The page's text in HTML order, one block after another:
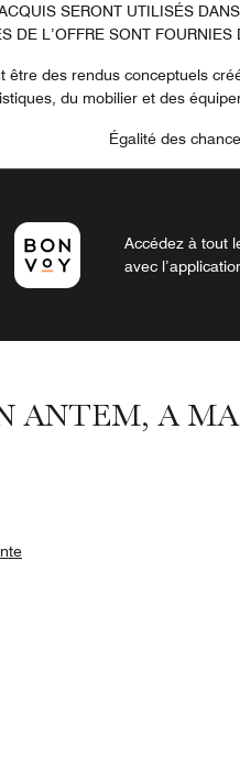
SERONT UTILISÉS
DE L’OFFRE SONT
être des rendus conceptuels
du mobilier et des
Égalité des
Accédez à tout
avec
ANTEM, A